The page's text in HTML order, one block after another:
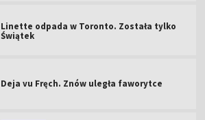
Linette odpada w Toronto. Została tylko
Świątek
Deja vu Fręch. Znów uległa faworytce